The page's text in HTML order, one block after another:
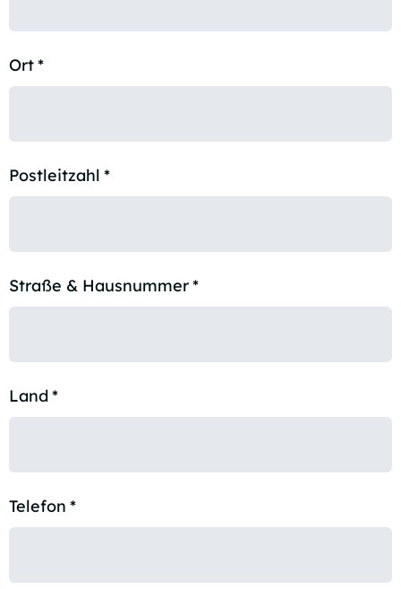
Ort*
Postleitzahl *
Straße & Hausnummer*
Land*
Telefon *